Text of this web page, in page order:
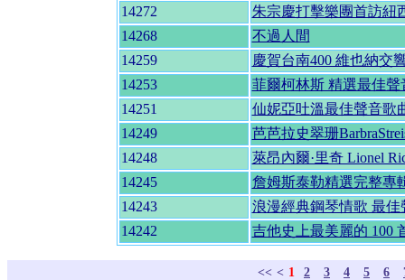
14272
朱宗慶打擊樂團首訪紐
14268
不過人間
14259
慶賀台南400 維也納交
14253
菲爾柯林斯 精選最佳聲
14251
仙妮亞吐溫最佳聲音歌
14249
芭芭拉史翠珊
14248
萊昂內爾·里奇 Lionel
14245
詹姆斯泰勒精選完整專
14243
浪漫經典鋼琴情歌 最佳
14242
吉他史上最美麗的 100
<< < 1 2 3 4 5 6